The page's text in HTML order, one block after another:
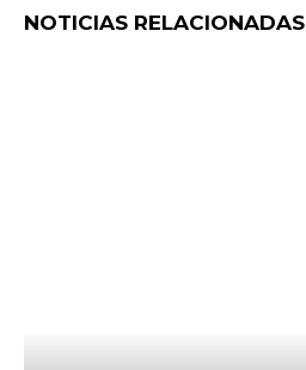
NOTICIAS RELACIONADAS